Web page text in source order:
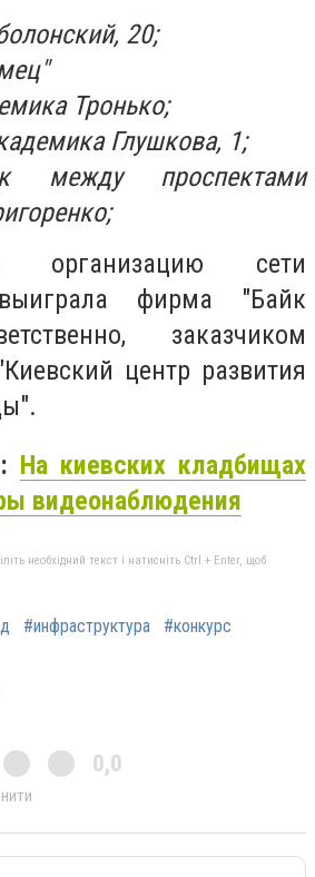
20;
Тронько;
Глушкова, 1;
между проспектами
организацию сети
выиграла фирма "Байк
заказчиком
центр развития
На киевских кладбищах
видеонаблюдения
необхідний текст і натисніть Ctrl + Enter, щоб
#инфраструктура #конкурс
0,0